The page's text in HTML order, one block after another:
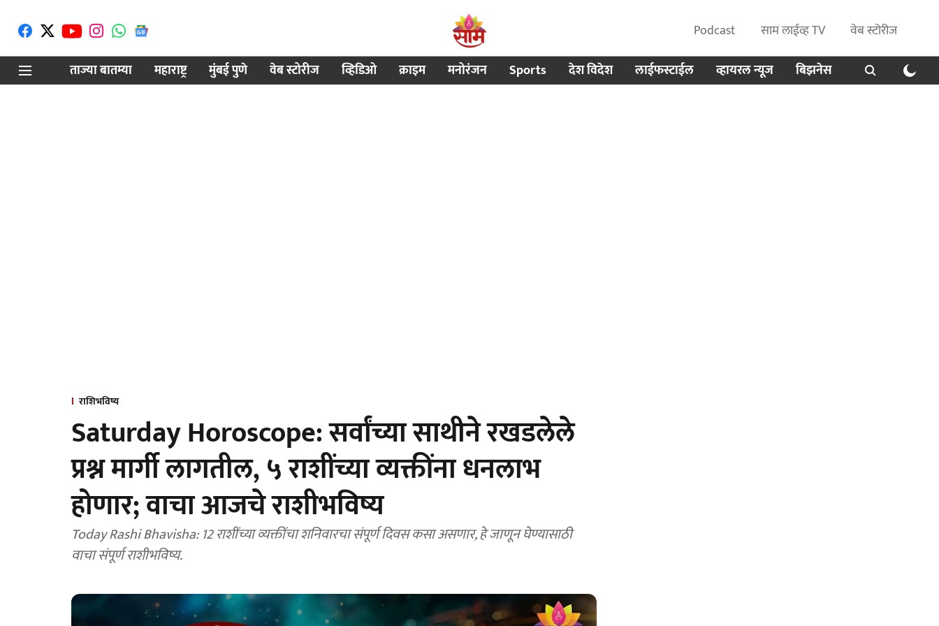
Podcast साम लाईव्ह TV
वेब स्टोरीज
ताज्या बातम्या
महाराष्ट्र मुंबई पुणे वेब स्टोरीज व्हिडिओ क्राइम मनोरंजन Sports देश विदेश लाईफस्टाईल व्हायरल न्यूज बिझनेस
राशिभविष्य
Saturday Horoscope: सर्वांच्या साथीने रखडलेले
प्रश्न मार्गी लागतील, ५ राशींच्या व्यक्तींना धनलाभ
होणार; वाचा आजचे राशीभविष्य
Today Rashi Bhavisha: 12 राशींच्या व्यक्तींचा शनिवारचा संपूर्ण दिवस कसा असणार, हे जाणून घेण्यासाठी
वाचा संपूर्ण राशीभविष्य.